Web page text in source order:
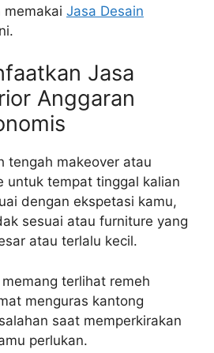
memakai Jasa Desain
Jasa
Anggaran
tengah makeover atau
untuk tempat tinggal kalian
dengan ekspetasi kamu,
sesuai atau furniture yang
atau terlalu kecil.
terlihat remeh
menguras kantong
saat memperkirakan
perlukan.